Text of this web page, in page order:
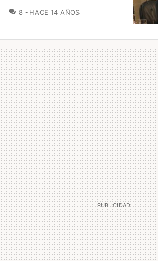
8 COMENTARIOS
HACE 14 AÑOS